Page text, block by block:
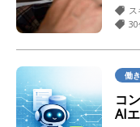
働
コ
AI